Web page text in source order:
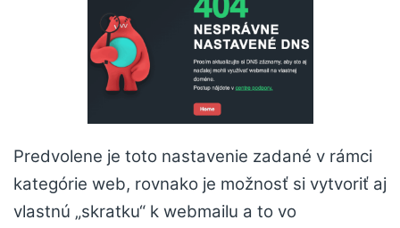
Predvolene je toto nastavenie zadané v rámci
kategórie web, rovnako je možnosť si vytvoriť aj
vlastnú „skratku“ k webmailu a to vo